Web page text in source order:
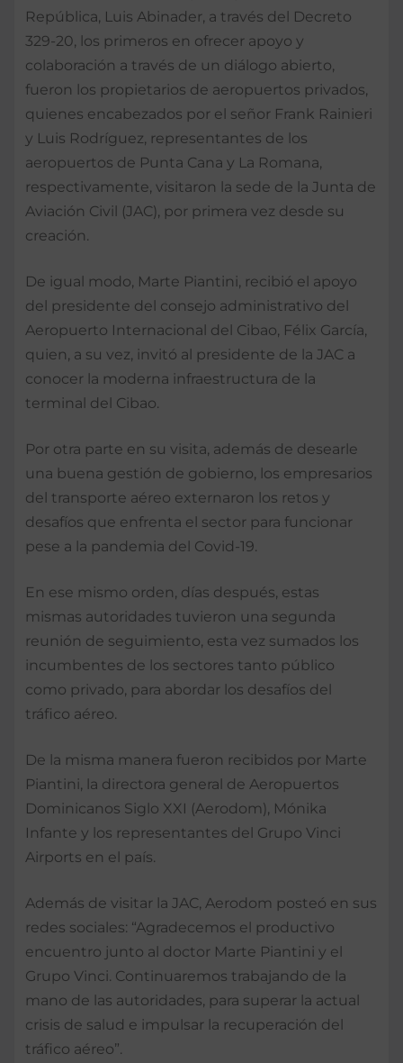
República, Luis Abinader, a través del Decreto
329-20, los primeros en ofrecer apoyo y
colaboración a través de un diálogo abierto,
fueron los propietarios de aeropuertos privados,
quienes encabezados por el señor Frank Rainieri
y Luis Rodríguez, representantes de los
aeropuertos de Punta Cana y La Romana,
respectivamente, visitaron la sede de la Junta de
Aviación Civil (JAC), por primera vez desde su
creación.
De igual modo, Marte Piantini, recibió el apoyo
del presidente del consejo administrativo del
Aeropuerto Internacional del Cibao, Félix García,
quien, a su vez, invitó al presidente de la JAC a
conocer la moderna infraestructura de la
terminal del Cibao.
Por otra parte en su visita, además de desearle
una buena gestión de gobierno, los empresarios
del transporte aéreo externaron los retos y
desafíos que enfrenta el sector para funcionar
pese a la pandemia del Covid-19.
En ese mismo orden, días después, estas
mismas autoridades tuvieron una segunda
reunión de seguimiento, esta vez sumados los
incumbentes de los sectores tanto público
como privado, para abordar los desafíos del
tráfico aéreo.
De la misma manera fueron recibidos por Marte
Piantini, la directora general de Aeropuertos
Dominicanos Siglo XXI (Aerodom), Mónika
Infante y los representantes del Grupo Vinci
Airports en el país.
Además de visitar la JAC, Aerodom posteó en sus
redes sociales: “Agradecemos el productivo
encuentro junto al doctor Marte Piantini y el
Grupo Vinci. Continuaremos trabajando de la
mano de las autoridades, para superar la actual
crisis de salud e impulsar la recuperación del
tráfico aéreo”.